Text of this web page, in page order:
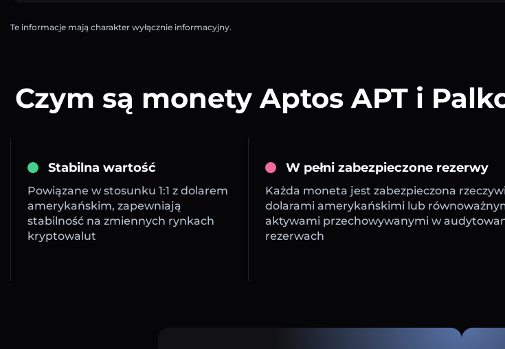
Te informacje mają charakter wyłącznie informacyjny.
Czym są monety Aptos APT i
Stabilna wartość
Powiązane w stosunku 1:1 z dolarem
amerykańskim, zapewniają
stabilność na zmiennych rynkach
kryptowalut
W pełni zabezpieczone rezerwy
Każda moneta jest zabezpieczona
dolarami amerykańskimi lub
aktywami przechowywanymi w
rezerwach